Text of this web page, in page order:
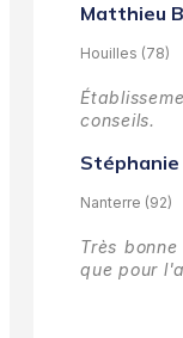
Matthieu
Houilles (78)
conseils.
Stéphanie
Nanterre (92)
Très
que pour